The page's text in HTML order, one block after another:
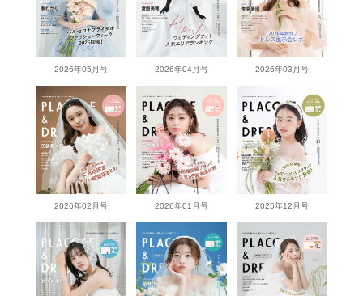
2026年05月号 2026年04月号 2026年03月号
2026年02月号 2026年01月号 2025年12月号